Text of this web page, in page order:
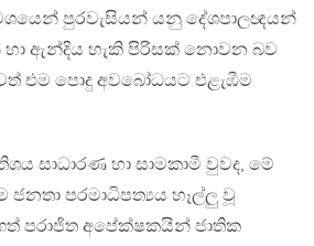
පුරවැසියන් යනු දේශපාලඥයන්
ඇන්දිය හැකි පිරිසක් නොවන බව
එම පොදු අවබෝධයට එළැඹීම
සාධාරණ හා සාමකාමී වුවද, මේ
පරමාධිපත්‍යය හෑල්ලු වූ
පරාජිත අපේක්ෂකයින් ජාතික